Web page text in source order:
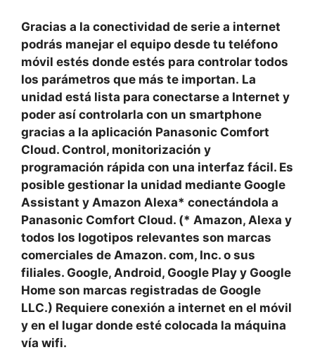
Gracias a la conectividad de serie a internet
podrás manejar el equipo desde tu teléfono
móvil estés donde estés para controlar todos
los parámetros que más te importan. La
unidad está lista para conectarse a Internet y
poder así controlarla con un smartphone
gracias a la aplicación Panasonic Comfort
Cloud. Control, monitorización y
programación rápida con una interfaz fácil. Es
posible gestionar la unidad mediante Google
Assistant y Amazon Alexa* conectándola a
Panasonic Comfort Cloud. (* Amazon, Alexa y
todos los logotipos relevantes son marcas
comerciales de Amazon. com, Inc. o sus
filiales. Google, Android, Google Play y Google
Home son marcas registradas de Google
LLC.) Requiere conexión a internet en el móvil
y en el lugar donde esté colocada la máquina
vía wifi.